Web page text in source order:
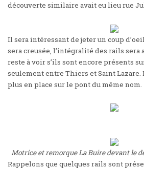
découverte similaire avait eu lieu rue
Il sera intéressant de jeter un coup
sera creusée, l’intégralité des rails sera
reste à voir s’ils sont encore présents
seulement entre Thiers et Saint Lazare.
plus en place sur le pont du même nom.
Motrice et remorque La Buire devant le
Rappelons que quelques rails sont